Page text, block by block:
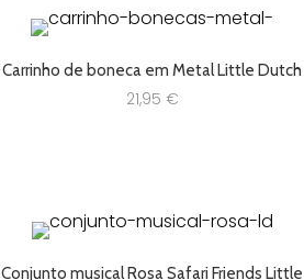
Carrinho de boneca em Metal Little Dutch
21,95 €
Conjunto musical Rosa Safari Friends Little